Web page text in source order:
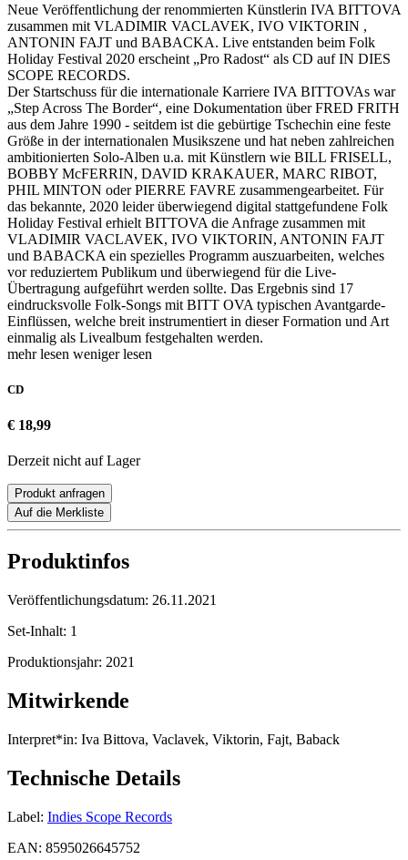
Neue Veröffentlichung der renommierten Künstlerin IVA BITTOVA
zusammen mit VLADIMIR VACLAVEK, IVO VIKTORIN ,
ANTONIN FAJT und BABACKA. Live entstanden beim Folk
Holiday Festival 2020 erscheint „Pro Radost“ als CD auf IN DIES
SCOPE RECORDS.
Der Startschuss für die internationale Karriere IVA BITTOVAs war
„Step Across The Border“, eine Dokumentation über FRED FRITH
aus dem Jahre 1990 - seitdem ist die gebürtige Tschechin eine feste
Größe in der internationalen Musikszene und hat neben zahlreichen
ambitionierten Solo-Alben u.a. mit Künstlern wie BILL FRISELL,
BOBBY McFERRIN, DAVID KRAKAUER, MARC RIBOT,
PHIL MINTON oder PIERRE FAVRE zusammengearbeitet. Für
das bekannte, 2020 leider überwiegend digital stattgefundene Folk
Holiday Festival erhielt BITTOVA die Anfrage zusammen mit
VLADIMIR VACLAVEK, IVO VIKTORIN, ANTONIN FAJT
und BABACKA ein spezielles Programm auszuarbeiten, welches
vor reduziertem Publikum und überwiegend für die Live-
Übertragung aufgeführt werden sollte. Das Ergebnis sind 17
eindrucksvolle Folk-Songs mit BITT OVA typischen Avantgarde-
Einflüssen, welche breit instrumentiert in dieser Formation und Art
einmalig als Livealbum festgehalten werden.
mehr lesen weniger lesen
CD
€ 18,99
Derzeit nicht auf Lager
Produkt anfragen
Auf die Merkliste
Produktinfos
Veröffentlichungsdatum: 26.11.2021
Set-Inhalt: 1
Produktionsjahr: 2021
Mitwirkende
Interpret*in: Iva Bittova, Vaclavek, Viktorin, Fajt, Baback
Technische Details
Label: Indies Scope Records
EAN: 8595026645752